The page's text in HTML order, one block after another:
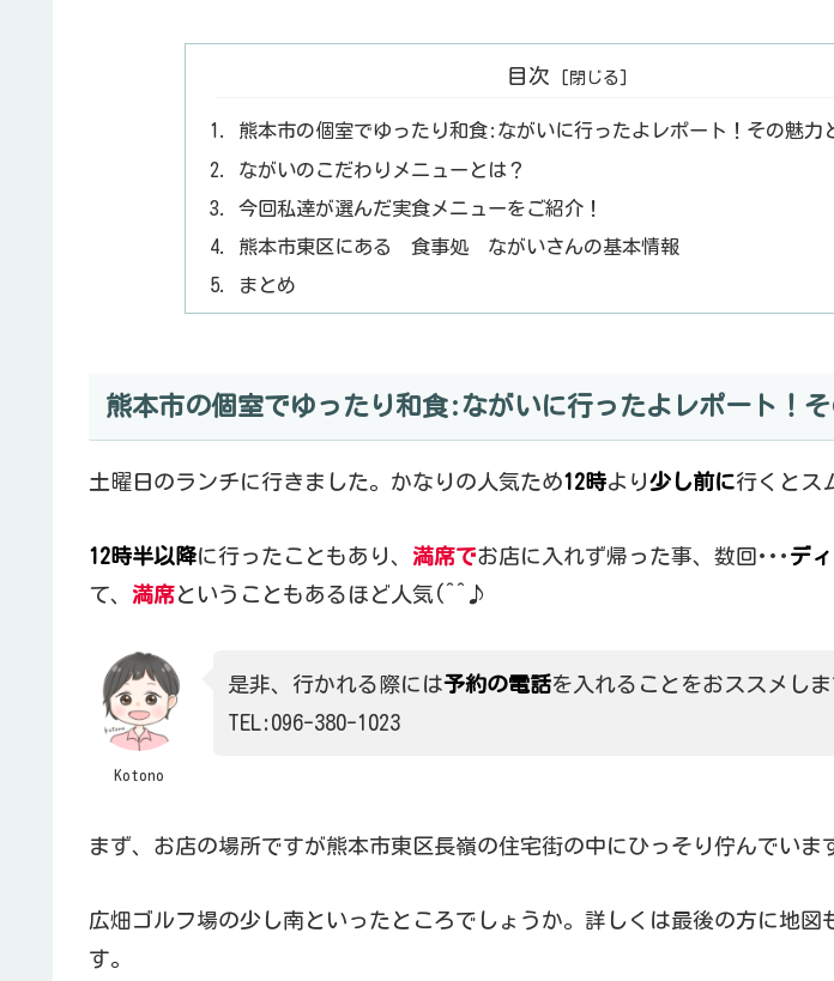
目次
熊本市の個室でゆったり和食:ながいに行ったよレポート！その魅力
ながいのこだわりメニューとは？
今回私達が選んだ実食メニューをご紹介！
熊本市東区にある 食事処 ながいさんの基本情報
まとめ
熊本市の個室でゆったり和食:ながいに行ったよレポート！そ
土曜日のランチに行きました。かなりの人気ため12時より少し前に行くとス
12時半以降に行ったこともあり、 満席でお店に入れず帰った事、数回･･･ デ
て、 満席ということもあるほど人気(^^♪
Kotono
是非、行かれる際には予約の電話を入れることをおススメしま
TEL:096-380-1023
まず、お店の場所ですが熊本市東区長嶺の住宅街の中にひっそり佇んでいま
広畑ゴルフ場の少し南といったところでしょうか。詳しくは最後の方に地図
す。